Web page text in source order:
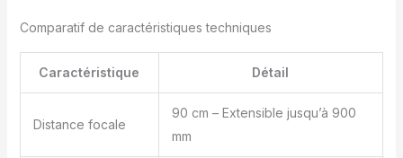
la hauteur peut être
ajustée de 17,7" à 52",
ce qui convient aux
adultes et aux enfants.
Avec l'adaptateur
Comparatif de caractéristiques techniques
Caractéristique Détail
Distance focale
90 cm – Extensible jusqu’à 900
mm